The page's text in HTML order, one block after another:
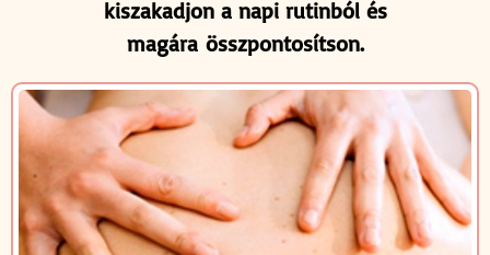
kiszakadjon a napi rutinból és
magára összpontosítson.